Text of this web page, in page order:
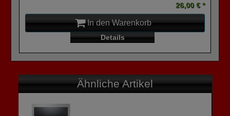
26,00 € *
In den Warenkorb
Details
Ähnliche Artikel